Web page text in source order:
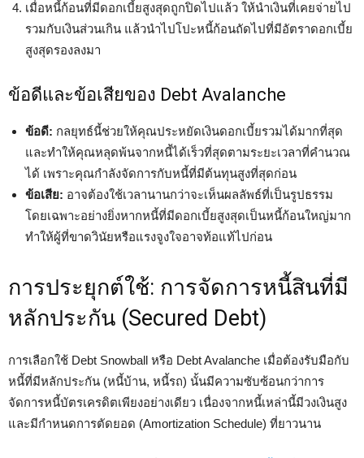
เมื่อหนี้ก้อนที่มีดอกเบี้ยสูงสุดถูกปิดไปแล้ว ให้นำเงินที่เคยจ่ายไป
รวมกับเงินส่วนเกิน แล้วนำไปโปะหนี้ก้อนถัดไปที่มีอัตราดอกเบี้ย
สูงสุดรองลงมา
ข้อดีและข้อเสียของ Debt Avalanche
ข้อดี: กลยุทธ์นี้ช่วยให้คุณประหยัดเงินดอกเบี้ยรวมได้มากที่สุด
และทำให้คุณหลุดพ้นจากหนี้ได้เร็วที่สุดตามระยะเวลาที่คำนวณ
ได้ เพราะคุณกำลังจัดการกับหนี้ที่มีต้นทุนสูงที่สุดก่อน
ข้อเสีย: อาจต้องใช้เวลานานกว่าจะเห็นผลลัพธ์ที่เป็นรูปธรรม
โดยเฉพาะอย่างยิ่งหากหนี้ที่มีดอกเบี้ยสูงสุดเป็นหนี้ก้อนใหญ่มาก
ทำให้ผู้ที่ขาดวินัยหรือแรงจูงใจอาจท้อแท้ไปก่อน
การประยุกต์ใช้: การจัดการหนี้สินที่มี
หลักประกัน (Secured Debt)
การเลือกใช้ Debt Snowball หรือ Debt Avalanche เมื่อต้องรับมือกับ
หนี้ที่มีหลักประกัน (หนี้บ้าน, หนี้รถ) นั้นมีความซับซ้อนกว่าการ
จัดการหนี้บัตรเครดิตเพียงอย่างเดียว เนื่องจากหนี้เหล่านี้มีวงเงินสูง
และมีกำหนดการตัดยอด (Amortization Schedule) ที่ยาวนาน